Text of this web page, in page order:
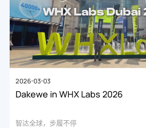
2026-03-03
Dakewe in WHX Labs 2026
智达全球，步履不停